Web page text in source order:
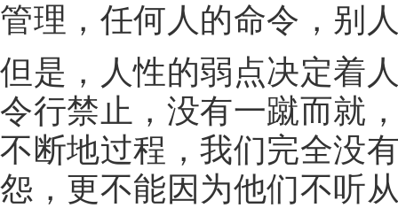
管理，任何人的命令，别
但是，人性的弱点决定着
令行禁止，没有一蹴而就
不断地过程，我们完全没
怨，更不能因为他们不听